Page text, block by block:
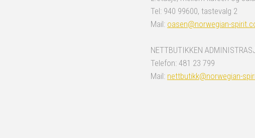
Tel: 940 99600, tastevalg 2
Mail: oasen@norwegian-
NETTBUTIKKEN
Telefon: 481 23 799
Mail: nettbutikk@norwegian-